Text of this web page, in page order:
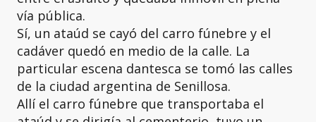
vía pública.
Sí, un ataúd se cayó del carro fúnebre y el
cadáver quedó en medio de la calle. La
particular escena dantesca se tomó las calles
de la ciudad argentina de Senillosa.
Allí el carro fúnebre que transportaba el